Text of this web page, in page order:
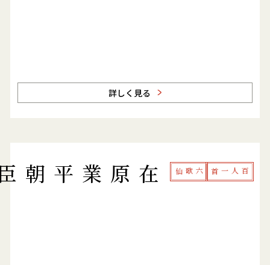
詳しく見る
百人一首
六歌仙
平朝臣